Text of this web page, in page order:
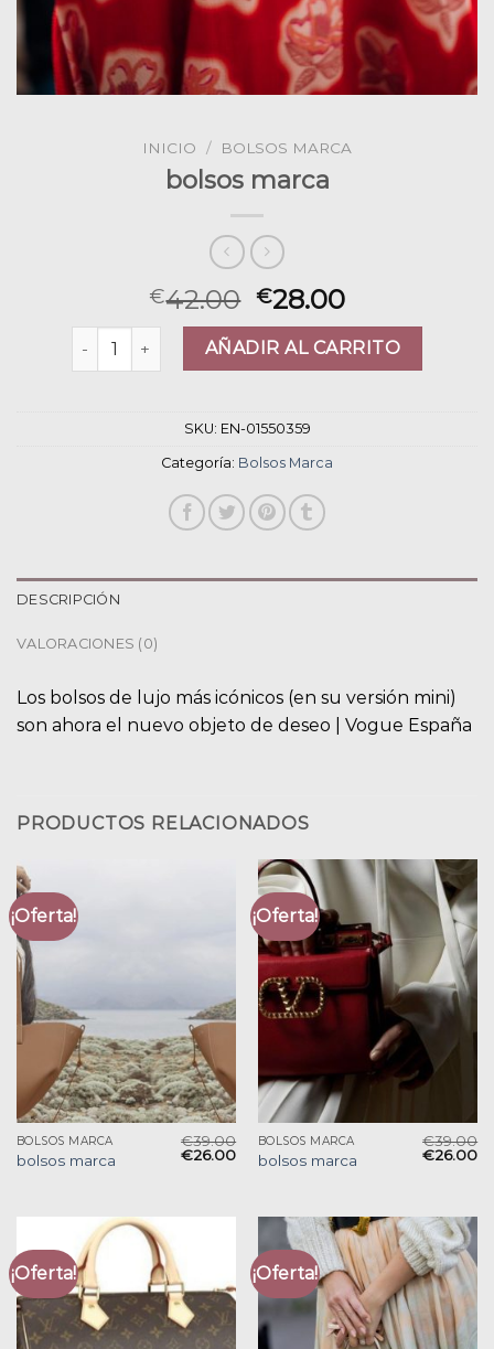
INICIO / BOLSOS MARCA
bolsos marca
€42.00 €28.00
bolsos marca cantidadAÑADIR AL CARRITO
SKU: EN-01550359
Categoría: Bolsos Marca
DESCRIPCIÓN
VALORACIONES (0)
Los bolsos de lujo más icónicos (en su versión mini)
son ahora el nuevo objeto de deseo | Vogue España
PRODUCTOS RELACIONADOS
¡Oferta!
BOLSOS MARCA
bolsos marca
€39.00
€26.00
¡Oferta!
BOLSOS MARCA
bolsos marca
€39.00
€26.00
¡Oferta! ¡Oferta!